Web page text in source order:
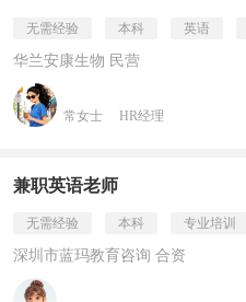
无需经验 本科 英语
华兰安康生物 民营
常女士 HR经理
兼职英语老师
无需经验 本科 专业培训
深圳市蓝玛教育咨询 合资